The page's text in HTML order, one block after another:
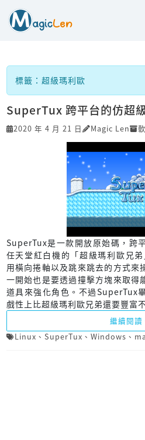
標籤：超級瑪利歐
SuperTux 跨平台的仿超
2020 年 4 月 21 日 Magic Len
SuperTux是一款開放原始碼，跨
任天堂紅白機的「超級瑪利歐兄
用橫向捲軸以及跳來跳去的方式來
一開始也是要透過撞擊方塊來取得
道具來強化角色。不過SuperTux
戲性上比超級瑪利歐兄弟還要豐富
繼續閱讀
Linux 、 SuperTux 、 Windows 、